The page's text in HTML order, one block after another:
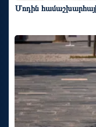
Մոդին